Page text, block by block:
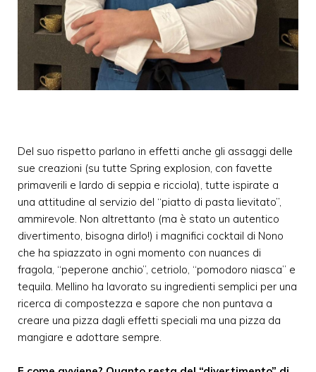
Del suo rispetto parlano in effetti anche gli assaggi delle
sue creazioni (su tutte Spring explosion, con favette
primaverili e lardo di seppia e ricciola), tutte ispirate a
una attitudine al servizio del “piatto di pasta lievitato”,
ammirevole. Non altrettanto (ma è stato un autentico
divertimento, bisogna dirlo!) i magnifici cocktail di Nono
che ha spiazzato in ogni momento con nuances di
fragola, “peperone anchio”, cetriolo, “pomodoro niasca” e
tequila. Mellino ha lavorato su ingredienti semplici per una
ricerca di compostezza e sapore che non puntava a
creare una pizza dagli effetti speciali ma una pizza da
mangiare e adottare sempre.